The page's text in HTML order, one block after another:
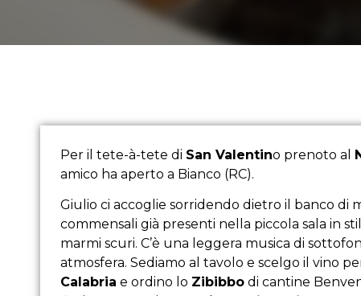
Per il tete-à-tete di San Valentino prenoto al
amico ha aperto a Bianco (RC).
Giulio ci accoglie sorridendo dietro il banco di
commensali già presenti nella piccola sala in
marmi scuri. C’è una leggera musica di
atmosfera. Sediamo al tavolo e scelgo il vino
Calabria e ordino lo Zibibbo di cantine